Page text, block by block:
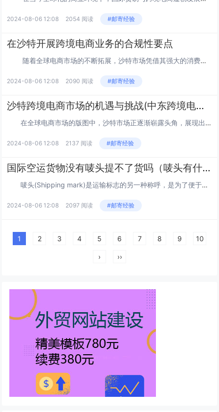
2024-08-06 12:08 2054 阅读 #邮寄经验
在沙特开展跨境电商业务的合规性要点
随着全球电商市场的不断拓展，沙特市场凭借其强大的消费潜力和不断增长的电商需求，成为了跨境电商的热门目标市场。然而，要在沙特成功开展跨境电商业务，合规性问题是重中之重。 首先是商业...
2024-08-06 12:08 2090 阅读 #邮寄经验
沙特跨境电商市场的机遇与挑战(中东跨境电商未来发展）
在全球电商市场的版图中，沙特市场正逐渐崭露头角，展现出巨大的发展潜力。 沙特市场的机遇令人瞩目。首先，其市场潜力十分巨大。沙特拥有较高的人均 GDP，消费能力可观。截止到 2022...
2024-08-06 12:08 2137 阅读 #邮寄经验
国际空运货物没有唛头提不了货吗（唛头有什么作用）
唛头(Shipping mark)是运输标志的另一种称呼，是为了便于识别货物，防止错发货，通常由型号，图形或收货单位简称，目的港，件数或批号等组成。通常是由一个简单的几何图形和一些字母、数字及简单的文字组成，其作用在于使货物在装卸、运输...
2024-08-06 12:08 2097 阅读 #邮寄经验
1 2 3 4 5 6 7 8 9 10
› ››